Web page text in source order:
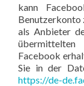
kann
Benutzerkonto
als Anbieter
Facebook
Sie in der
https://de-